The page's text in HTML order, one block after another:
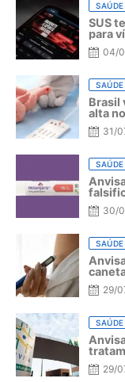
SAÚDE
SUS
para
04/
SAÚDE
Brasil
alta
31/
SAÚDE
riscos
30/
SAÚDE
29/
SAÚDE
29/